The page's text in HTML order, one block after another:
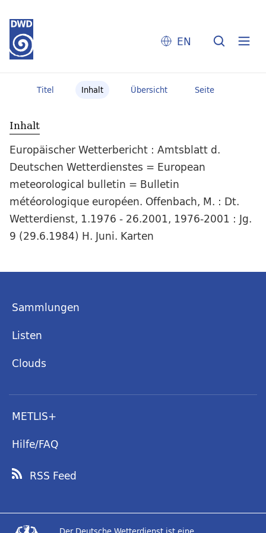
EN
Titel Inhalt Übersicht Seite
Inhalt
Europäischer Wetterbericht : Amtsblatt d.
Deutschen Wetterdienstes = European
meteorological bulletin = Bulletin
météorologique européen. Offenbach, M. : Dt.
Wetterdienst, 1.1976 - 26.2001, 1976-2001 : Jg.
9 (29.6.1984) H. Juni. Karten
Sammlungen
Listen
Clouds
METLIS+
Hilfe/FAQ
RSS Feed